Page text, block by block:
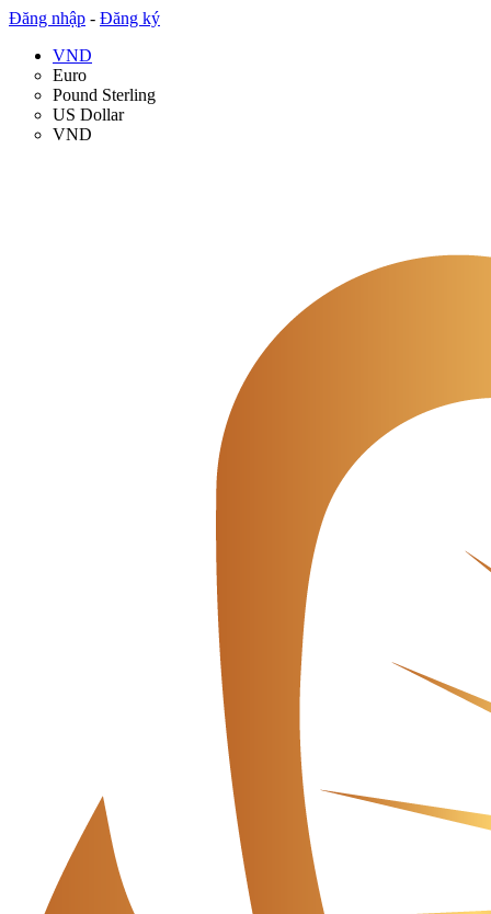
Đăng nhập - Đăng ký
VND
Euro
Pound Sterling
US Dollar
VND